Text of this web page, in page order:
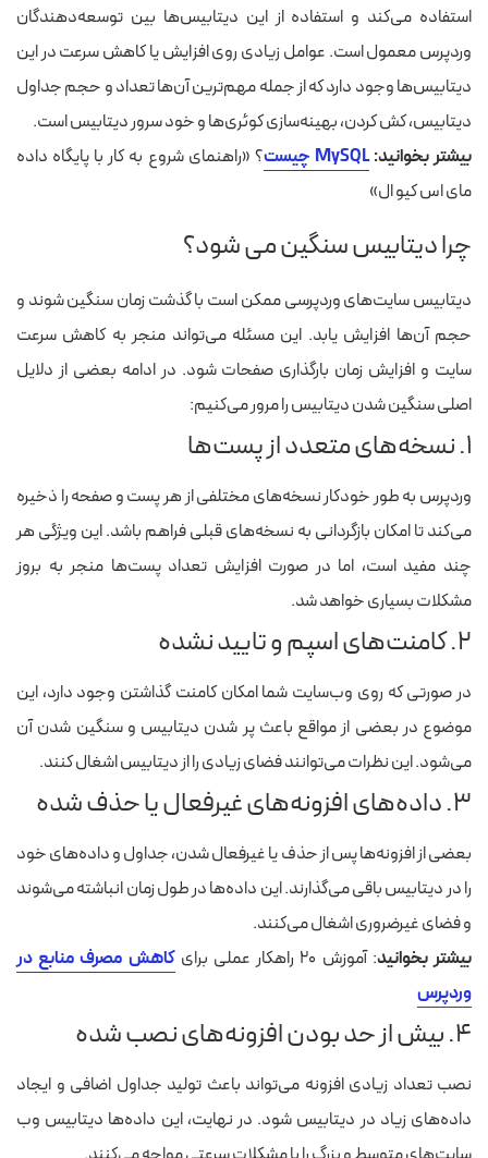
استفاده می‌کند و استفاده از این دیتابیس‌ها بین توسعه‌دهندگان
وردپرس معمول است. عوامل زیادی روی افزایش یا کاهش سرعت در این
دیتابیس‌ها وجود دارد که از جمله مهم‌ترین آن‌ها تعداد و حجم جداول
دیتابیس، کش کردن، بهینه‌سازی کوئری‌ها و خود سرور دیتابیس است.
بیشتر بخوانید:MySQL چیست
؟ «راهنمای شروع به کار با پایگاه داده
مای اس کیو ال»
چرا دیتابیس سنگین می شود؟
دیتابیس سایت‌های وردپرسی ممکن است با گذشت زمان سنگین شوند و
حجم آن‌ها افزایش یابد. این مسئله می‌تواند منجر به کاهش سرعت
سایت و افزایش زمان بارگذاری صفحات شود. در ادامه بعضی از دلایل
اصلی سنگین شدن دیتابیس را مرور می‌کنیم:
۱. نسخه‌های متعدد از پست‌ها
وردپرس به طور خودکار نسخه‌های مختلفی از هر پست و صفحه را ذخیره
می‌کند تا امکان بازگردانی به نسخه‌های قبلی فراهم باشد. این ویژگی هر
چند مفید است، اما در صورت افزایش تعداد پست‌ها منجر به بروز
مشکلات بسیاری خواهد شد.
۲. کامنت‌های اسپم و تایید نشده
در صورتی که روی وب‌سایت شما امکان کامنت گذاشتن وجود دارد، این
موضوع در بعضی از مواقع باعث پر شدن دیتابیس و سنگین شدن آن
می‌شود. این نظرات می‌توانند فضای زیادی را از دیتابیس اشغال کنند.
۳. داده‌های افزونه‌های غیرفعال یا حذف شده
بعضی از افزونه‌ها پس از حذف یا غیرفعال شدن، جداول و داده‌های خود
را در دیتابیس باقی می‌گذارند. این داده‌ها در طول زمان انباشته می‌شوند
و فضای غیرضروری اشغال می‌کنند.
بیشتر بخوانید: آموزش ۲۰ راهکار عملی برای
کاهش مصرف منابع در
وردپرس
۴. بیش از حد بودن افزونه‌های نصب‌ شده
نصب تعداد زیادی افزونه می‌تواند باعث تولید جداول اضافی و ایجاد
داده‌های زیاد در دیتابیس شود. در نهایت، این داده‌ها دیتابیس وب